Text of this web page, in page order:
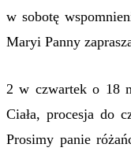
w sobotę
Maryi Panny
2w czwartek o 18
Ciała, procesja do
Prosimy panie